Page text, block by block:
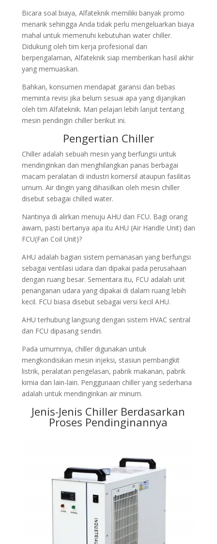
Bicara soal biaya, Alfateknik memiliki banyak promo
menarik sehingga Anda tidak perlu mengeluarkan biaya
mahal untuk memenuhi kebutuhan water chiller.
Didukung oleh tim kerja profesional dan
berpengalaman, Alfateknik siap memberikan hasil akhir
yang memuaskan.
Bahkan, konsumen mendapat garansi dan bebas
meminta revisi jika belum sesuai apa yang dijanjikan
oleh tim Alfateknik. Mari pelajari lebih lanjut tentang
mesin pendingin chiller berikut ini.
Pengertian Chiller
Chiller adalah sebuah mesin yang berfungsi untuk
mendinginkan dan menghilangkan panas berbagai
macam peralatan di industri komersil ataupun fasilitas
umum. Air dingin yang dihasilkan oleh mesin chiller
disebut sebagai chilled water.
Nantinya di alirkan menuju AHU dan FCU. Bagi orang
awam, pasti bertanya apa itu AHU (Air Handle Unit) dan
FCU(Fan Coil Unit)?
AHU adalah bagian sistem pemanasan yang berfungsi
sebagai ventilasi udara dan dipakai pada perusahaan
dengan ruang besar. Sementara itu, FCU adalah unit
penanganan udara yang dipakai di dalam ruang lebih
kecil. FCU biasa disebut sebagai versi kecil AHU.
AHU terhubung langsung dengan sistem HVAC sentral
dan FCU dipasang sendiri.
Pada umumnya, chiller digunakan untuk
mengkondisikan mesin injeksi, stasiun pembangkit
listrik, peralatan pengelasan, pabrik makanan, pabrik
kimia dan lain-lain. Penggunaan chiller yang sederhana
adalah untuk mendinginkan air minum.
Jenis-Jenis Chiller Berdasarkan
Proses Pendinginannya